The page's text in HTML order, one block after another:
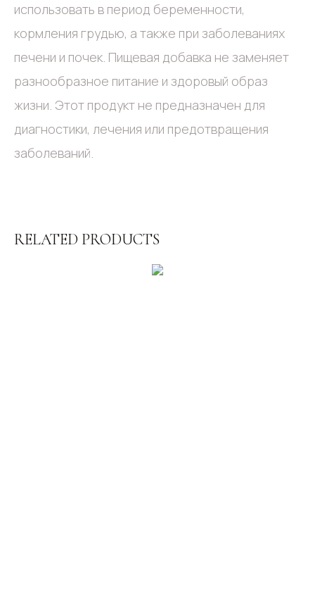
использовать в период беременности,
кормления грудью, а также при заболеваниях
печени и почек. Пищевая добавка не заменяет
разнообразное питание и здоровый образ
жизни. Этот продукт не предназначен для
диагностики, лечения или предотвращения
заболеваний.
RELATED PRODUCTS